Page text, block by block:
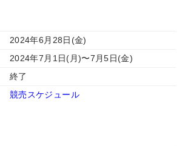
2024年6月28日(金)
2024年7月1日(月)〜7月5日(金)
終了
競売スケジュール